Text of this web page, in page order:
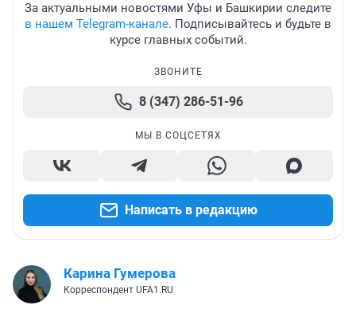
За актуальными новостями Уфы и Башкирии следите
в нашем Telegram-канале. Подписывайтесь и будьте в
курсе главных событий.
ЗВОНИТЕ
8 (347) 286-51-96
МЫ В СОЦСЕТЯХ
Написать в редакцию
Карина Гумерова
Корреспондент UFA1.RU